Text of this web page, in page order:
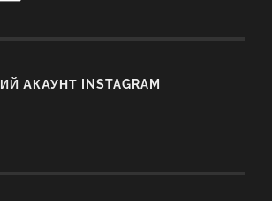
АКАУНТ INSTAGRAM